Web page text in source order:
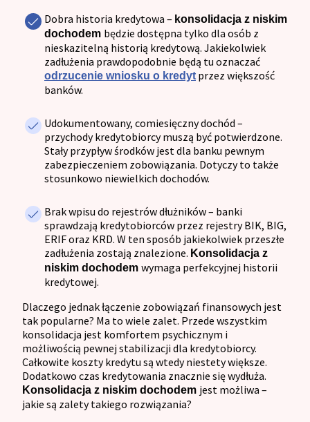
Dobra historia kredytowa – konsolidacja z niskim
dochodem będzie dostępna tylko dla osób z
nieskazitelną historią kredytową. Jakiekolwiek
zadłużenia prawdopodobnie będą tu oznaczać
odrzucenie wniosku o kredyt przez większość
banków.
Udokumentowany, comiesięczny dochód –
przychody kredytobiorcy muszą być potwierdzone.
Stały przypływ środków jest dla banku pewnym
zabezpieczeniem zobowiązania. Dotyczy to także
stosunkowo niewielkich dochodów.
Brak wpisu do rejestrów dłużników – banki
sprawdzają kredytobiorców przez rejestry BIK, BIG,
ERIF oraz KRD. W ten sposób jakiekolwiek przeszłe
zadłużenia zostają znalezione. Konsolidacja z
niskim dochodem wymaga perfekcyjnej historii
kredytowej.
Dlaczego jednak łączenie zobowiązań finansowych jest
tak popularne? Ma to wiele zalet. Przede wszystkim
konsolidacja jest komfortem psychicznym i
możliwością pewnej stabilizacji dla kredytobiorcy.
Całkowite koszty kredytu są wtedy niestety większe.
Dodatkowo czas kredytowania znacznie się wydłuża.
Konsolidacja z niskim dochodem jest możliwa –
jakie są zalety takiego rozwiązania?